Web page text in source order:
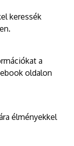
keressék
a
oldalon
élményekkel